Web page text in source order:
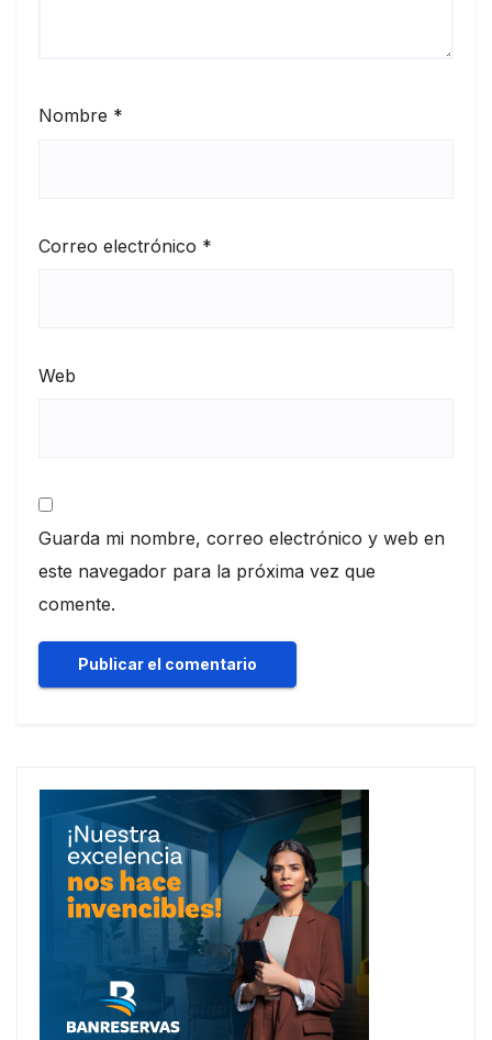
Nombre *
Correo electrónico *
Web
Guarda mi nombre, correo electrónico y web en
este navegador para la próxima vez que
comente.